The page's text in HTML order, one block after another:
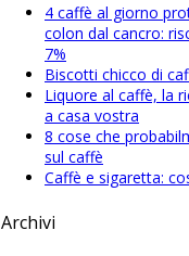
4 caffè al giorno
colon dal cancro:
7%
Biscotti chicco di
Liquore al caffè, la
a casa vostra
8 cose che
sul caffè
Caffè e sigaretta:
Archivi